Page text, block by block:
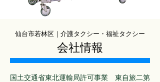
仙台市若林区｜介護タクシー・福祉タクシー
会社情報
国土交通省東北運輸局許可事業 東自旅二第